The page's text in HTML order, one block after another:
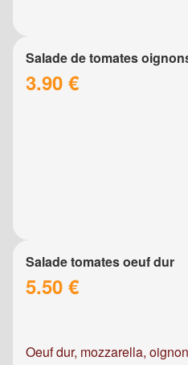
Salade de tomates
3.90 €
Salade tomates oeuf dur
5.50 €
Oeuf dur, mozzarella,